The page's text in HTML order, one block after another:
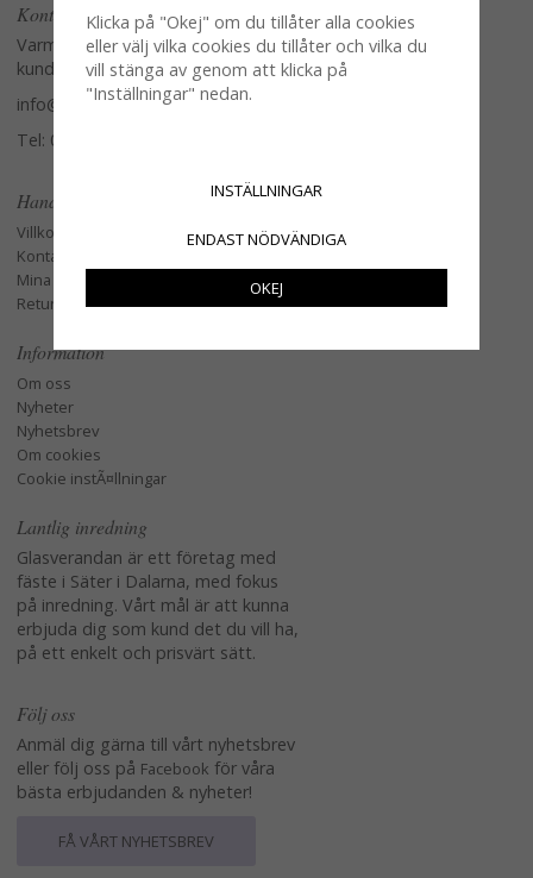
Kontakta oss
Varmt välkommen att kontakta vår
kundtjänst.
info@glasverandan.se
Tel: 079-3495968
Handla
Villkor
Kontakta oss
Mina favoriter
Retur och Reklamation
Information
Om oss
Nyheter
Nyhetsbrev
Om cookies
Cookie instÃ¤llningar
Lantlig inredning
Glasverandan är ett företag med
fäste i Säter i Dalarna, med fokus
på inredning. Vårt mål är att kunna
erbjuda dig som kund det du vill ha,
på ett enkelt och prisvärt sätt.
Följ oss
Anmäl dig gärna till vårt nyhetsbrev
eller följ oss på Facebook för våra
bästa erbjudanden & nyheter!
FÅ VÅRT NYHETSBREV
Klicka på "Okej" om du tillåter alla cookies
eller välj vilka cookies du tillåter och vilka du
vill stänga av genom att klicka på
"Inställningar" nedan.
INSTÄLLNINGAR
ENDAST NÖDVÄNDIGA
OKEJ